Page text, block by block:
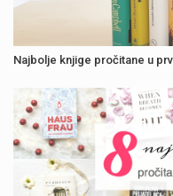
Najbolje knjige pročitane u